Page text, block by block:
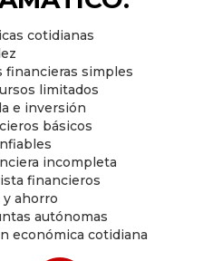
cotidianas
simples
limitados
e inversión
básicos
incompleta
financieros
ahorro
autónomas
económica cotidiana